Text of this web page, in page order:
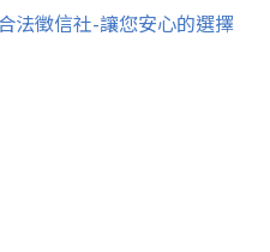
法徵信社-讓您安心的選擇